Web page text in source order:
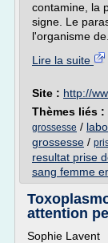
contamine, la
signe. Le
l'organisme
Lire la suite
Site : http://
Thèmes liés :
grossesse /
grossesse /
resultat prise
sang femme
attention
Sophie Lavent